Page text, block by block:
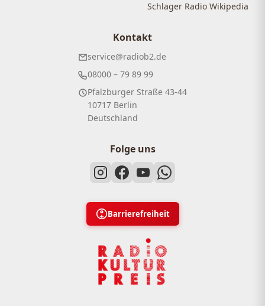
Schlager Radio Wikipedia
Kontakt
service@radiob2.de
08000 – 79 89 99
Pfalzburger Straße 43-44
10717 Berlin
Deutschland
Folge uns
Barrierefreiheit